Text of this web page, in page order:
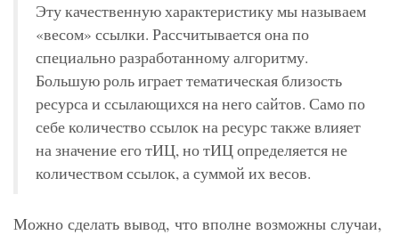
Эту качественную характеристику мы называем
«весом» ссылки. Рассчитывается она по
специально разработанному алгоритму.
Большую роль играет тематическая близость
ресурса и ссылающихся на него сайтов. Само по
себе количество ссылок на ресурс также влияет
на значение его тИЦ, но тИЦ определяется не
количеством ссылок, а суммой их весов.
Можно сделать вывод, что вполне возможны случаи,